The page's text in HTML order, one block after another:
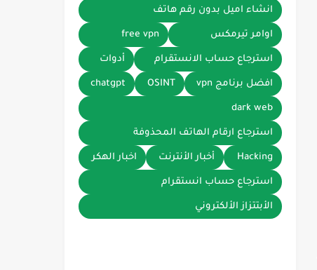
انشاء اميل بدون رقم هاتف
اوامر تيرمكس free vpn
استرجاع حساب الانستقرام أدوات
افضل برنامج vpn OSINT
chatgpt
dark web
استرجاع ارقام الهاتف المحذوفة
Hacking أخبار الأنترنت اخبار الهكر
استرجاع حساب انستقرام
الأبتتزاز الألكتروني